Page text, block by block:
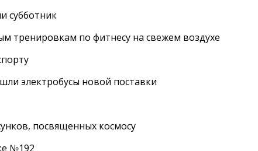
субботник
тренировкам по фитнесу на свежем воздухе
электробусы новой поставки
посвященных космосу
№192